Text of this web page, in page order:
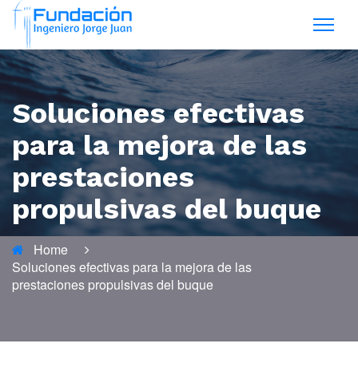
Soluciones efectivas
para la mejora de las
prestaciones
propulsivas del buque
Home
Soluciones efectivas para la mejora de las
prestaciones propulsivas del buque